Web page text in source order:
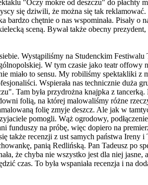
"Oczy mokre od deszczu" do płachty
się dziwili, że można się tak
bardzo chętnie o nas wspominała. Pisały o
sceną. Bywał także obecny
Wystąpiliśmy na Studenckim
W tym czasie jako teatr offowy
miało to sensu. My robiliśmy spektakliki z
Wspierała nas technicznie duża
Tam była przydrożna knajpka z
folią, na której malowaliśmy różne
folię zmyje deszcz. Ale jak w
pomogli. Wąż ogrodowy,
funduszy na próbę, więc dopiero na
się także recenzji z ust samych państwa Ireny
panią Redlińską. Pan Tadeusz po
że chyba nie wszystko jest dla niej jasne,
czas. To była wspaniała recenzja i na